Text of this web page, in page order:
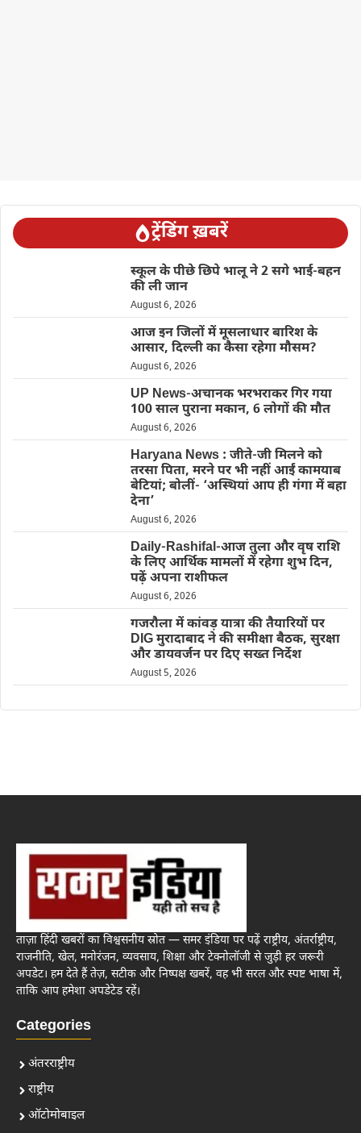
ट्रेंडिंग ख़बरें
स्कूल के पीछे छिपे भालू ने 2 सगे भाई-बहन
की ली जान
August 6, 2026
आज इन जिलों में मूसलाधार बारिश के
आसार, दिल्ली का कैसा रहेगा मौसम?
August 6, 2026
UP News-अचानक भरभराकर गिर गया
100 साल पुराना मकान, 6 लोगों की मौत
August 6, 2026
Haryana News : जीते-जी मिलने को
तरसा पिता, मरने पर भी नहीं आईं कामयाब
बेटियां; बोलीं- ‘अस्थियां आप ही गंगा में बहा
देना’
August 6, 2026
Daily-Rashifal-आज तुला और वृष राशि
के लिए आर्थिक मामलों में रहेगा शुभ दिन,
पढ़ें अपना राशीफल
August 6, 2026
गजरौला में कांवड़ यात्रा की तैयारियों पर
DIG मुरादाबाद ने की समीक्षा बैठक, सुरक्षा
और डायवर्जन पर दिए सख्त निर्देश
August 5, 2026
ताज़ा हिंदी खबरों का विश्वसनीय स्रोत — समर इंडिया पर पढ़ें राष्ट्रीय, अंतर्राष्ट्रीय,
राजनीति, खेल, मनोरंजन, व्यवसाय, शिक्षा और टेक्नोलॉजी से जुड़ी हर जरूरी
अपडेट। हम देते हैं तेज़, सटीक और निष्पक्ष खबरें, वह भी सरल और स्पष्ट भाषा में,
ताकि आप हमेशा अपडेटेड रहें।
Categories
अंतरराष्ट्रीय
राष्ट्रीय
ऑटोमोबाइल